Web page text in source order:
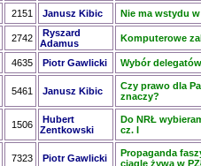
2151 Janusz Kibic Nie ma wstydu
2742
Ryszard
Adamus
Komputerowe
4635 Piotr Gawlicki Wybór
5461 Janusz Kibic
Czy prawo dla
znaczy?
1506
Hubert
Zentkowski
Do NRŁ
cz. I
7323 Piotr Gawlicki
Propaganda
ciągle żywa w